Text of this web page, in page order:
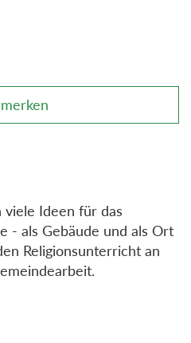
merken
Ideen für das
- als Gebäude und als Ort
Religionsunterricht an